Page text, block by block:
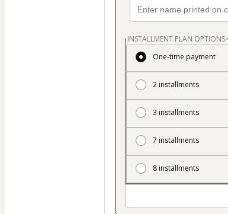
INSTALLMENT PLAN OPTIONS
One-time payment
2 installments
3 installments
7 installments
8 installments